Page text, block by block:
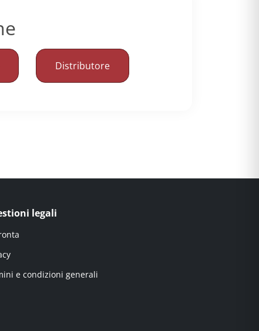
Distributore
legali
e condizioni generali